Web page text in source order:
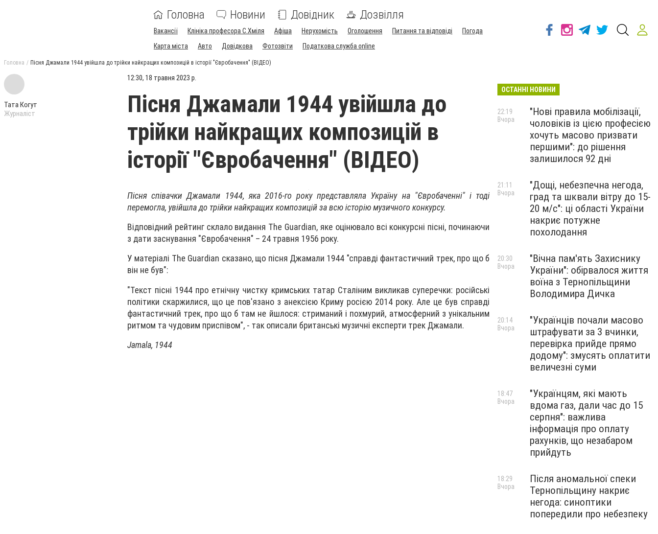
Головна Новини Довідник Дозвілля
Вакансії Клініка професора С.Хміля Афіша Нерухомість Оголошення Питання та відповіді
Погода
Карта міста
Авто Довідкова Фотозвіти Податкова служба online
Головна Пісня Джамали 1944 увійшла до трійки найкращих композицій в історії "Євробачення" (ВІДЕО)
Тата Когут
Журналіст
12:30, 18 травня 2023 р.
Пісня Джамали 1944 увійшла до
трійки найкращих композицій в
історії "Євробачення" (ВІДЕО)
Пісня співачки Джамали 1944, яка 2016-го року представляла Україну на "Євробаченні" і тоді
перемогла, увійшла до трійки найкращих композицій за всю історію музичного конкурсу.
Відповідний рейтинг склало видання The Guardian, яке оцінювало всі конкурсні пісні, починаючи
з дати заснування "Євробачення" – 24 травня 1956 року.
У матеріалі The Guardian сказано, що пісня Джамали 1944 "справді фантастичний трек, про що б
він не був":
"Текст пісні 1944 про етнічну чистку кримських татар Сталіним викликав суперечки: російські
політики скаржилися, що це пов'язано з анексією Криму росією 2014 року. Але це був справді
фантастичний трек, про що б там не йшлося: стриманий і похмурий, атмосферний з унікальним
ритмом та чудовим приспівом", - так описали британські музичні експерти трек Джамали.
Jamala, 1944
ОСТАННІ НОВИНИ
"Нові правила мобілізації,
чоловіків із цією професією
хочуть масово призвати
першими": до рішення
залишилося 92 дні
22:19
Вчора
"Дощі, небезпечна негода,
град та шквали вітру до 15-
20 м/с": ці області України
накриє потужне
похолодання
21:11
Вчора
"Вічна пам'ять Захиснику
України": обірвалося життя
воїна з Тернопільщини
Володимира Дичка
20:30
Вчора
"Українців почали масово
штрафувати за 3 вчинки,
перевірка прийде прямо
додому": змусять оплатити
величезні суми
20:14
Вчора
"Українцям, які мають
вдома газ, дали час до 15
серпня": важлива
інформація про оплату
рахунків, що незабаром
прийдуть
18:47
Вчора
Після аномальної спеки
Тернопільщину накриє
негода: синоптики
попередили про небезпеку
18:29
Вчора